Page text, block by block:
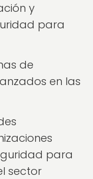
y
para
de
en las
para
sector